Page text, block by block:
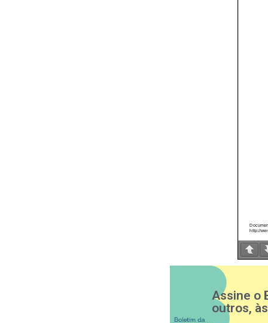
Assine o
outros,